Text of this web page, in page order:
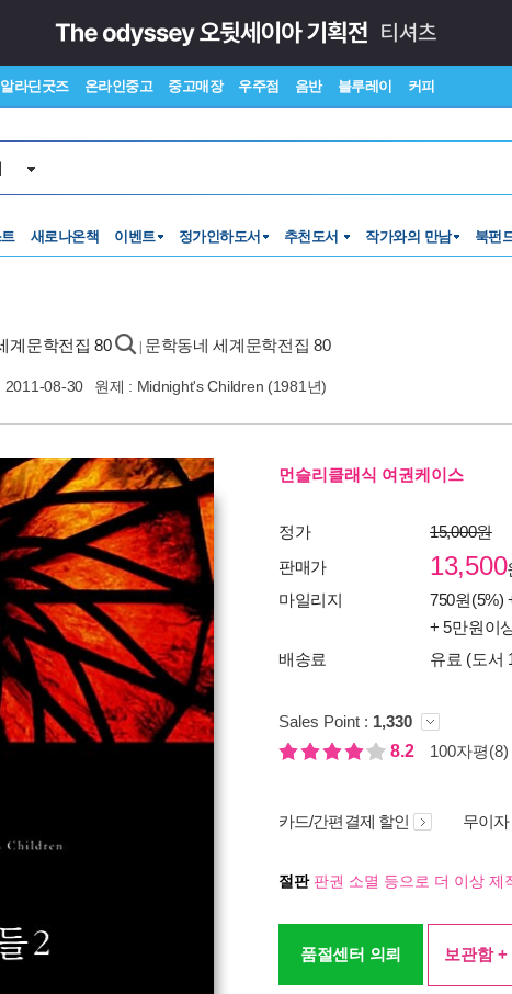
알라딘굿즈 온라인중고 중고매장 우주점 음반 블루레이 커피
새로나온책 이벤트 정가인하도서 추천도서 작가와의 만남 북펀
계문학전집 80 문학동네 세계문학전집 80
2011-08-30 원제 : Midnight's Children (1981년)
먼슬리클래식 여권케이스
정가
15,000원
판매가
13,500
마일리지
750원(5%)
+ 5만원이
배송료
유료 (도서
Sales Point : 1,330
8.2
100자평(8)
카드/간편결제 할인 무이
절판판권 소멸 등으로 더 이상 제
품절센터 의뢰 보관함 +